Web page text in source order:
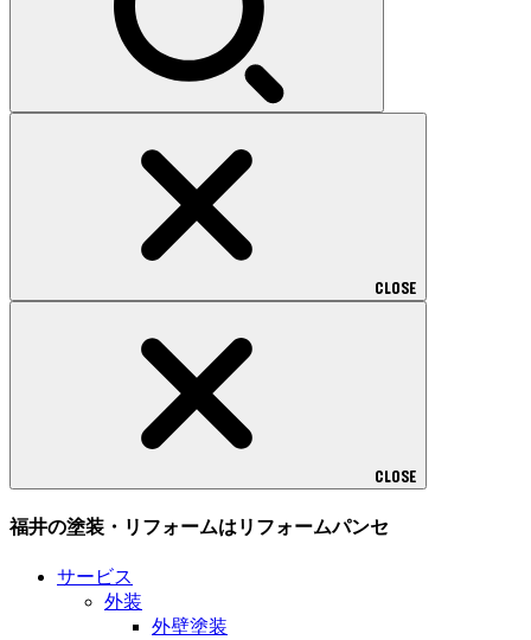
CLOSE
CLOSE
福井の塗装・リフォームはリフォームパンセ
サービス
外装
外壁塗装